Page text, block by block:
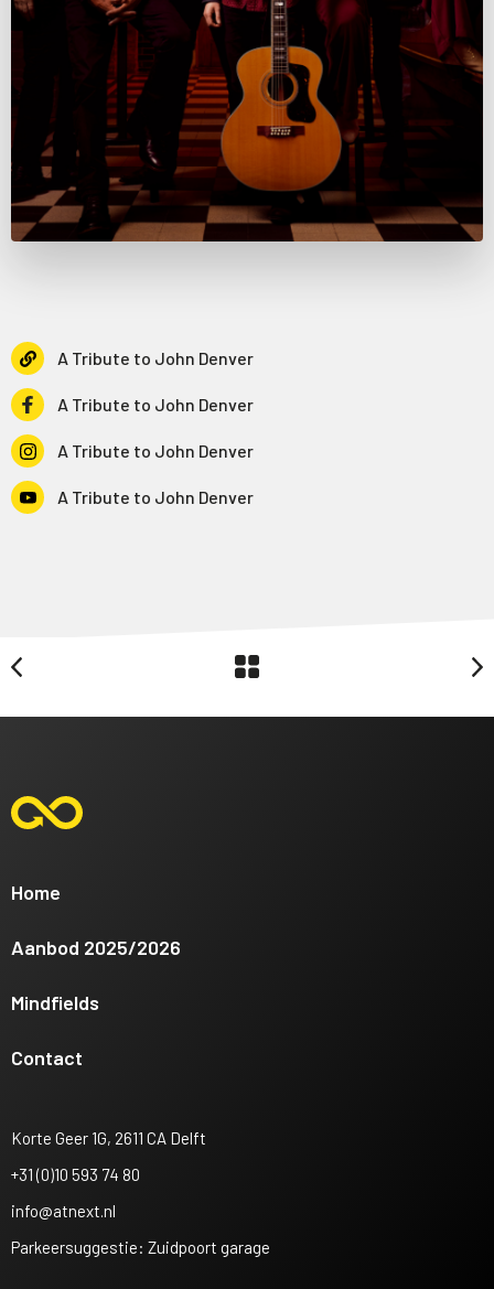
A Tribute to John Denver
A Tribute to John Denver
A Tribute to John Denver
A Tribute to John Denver
Home
Aanbod 2025/2026
Mindfields
Contact
Korte Geer 1G, 2611 CA Delft
+31 (0)10 593 74 80
info@atnext.nl
Parkeersuggestie: Zuidpoort garage